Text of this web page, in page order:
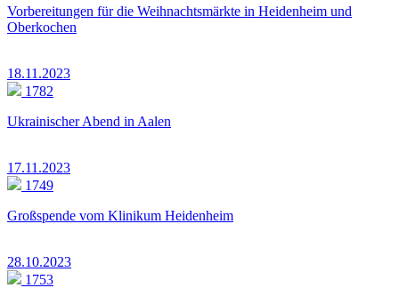
Vorbereitungen für die Weihnachtsmärkte in Heidenheim und
Oberkochen
18.11.2023
1782
Ukrainischer Abend in Aalen
17.11.2023
1749
Großspende vom Klinikum Heidenheim
28.10.2023
1753